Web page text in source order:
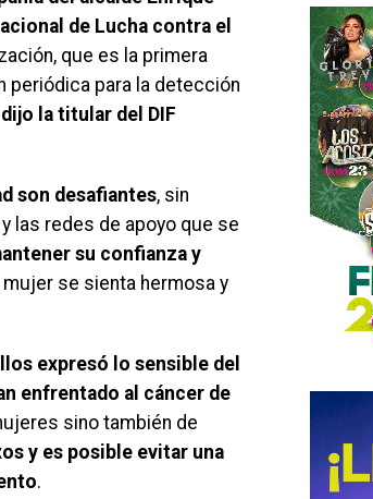
de Lucha contra el
que es la primera
periódica para la detección
la titular del DIF
son desafiantes, sin
las redes de apoyo que se
su confianza y
se sienta hermosa y
expresó lo sensible del
enfrentado al cáncer de
sino también de
y es posible evitar una
.